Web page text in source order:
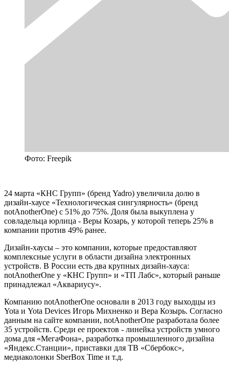
Фото: Freepik
24 марта «КНС Групп» (бренд Yadro) увеличила долю в
дизайн-хаусе «Технологическая сингулярность» (бренд
notAnotherOne) с 51% до 75%. Доля была выкуплена у
совладельца юрлица - Веры Козарь, у которой теперь 25% в
компании против 49% ранее.
Дизайн-хаусы – это компании, которые предоставляют
комплексные услуги в области дизайна электронных
устройств. В России есть два крупных дизайн-хауса:
notAnotherOne у «КНС Групп» и «ТП Лабс», который раньше
принадлежал «Аквариусу».
Компанию notAnotherOne основали в 2013 году выходцы из
Yota и Yota Devices Игорь Михненко и Вера Козырь. Согласно
данным на сайте компании, notAnotherOne разработала более
35 устройств. Среди ее проектов - линейка устройств умного
дома для «МегаФона», разработка промышленного дизайна
«Яндекс.Станции», приставки для ТВ «Сбербокс»,
медиаколонки SberBox Time и т.д.